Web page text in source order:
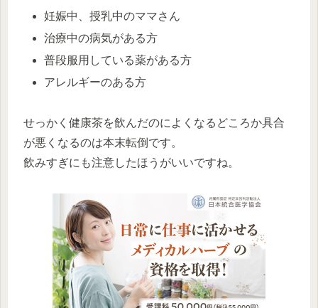
妊娠中、授乳中のママさん
治療中の病気がある方
普段服用している薬がある方
アレルギーのある方
せっかく健康茶を飲んだのによくなるどころか具合
が悪くなるのは本末転倒です。
飲みすぎにも注意したほうがいいですね。